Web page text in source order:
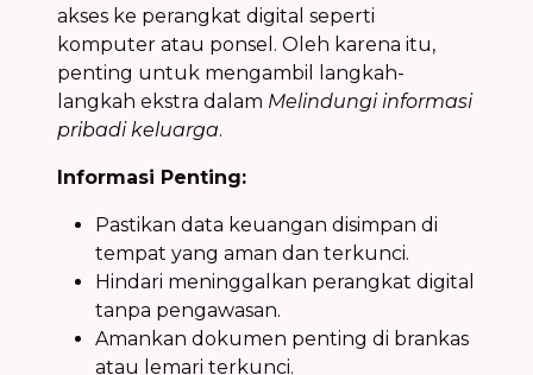
akses ke perangkat digital seperti
komputer atau ponsel. Oleh karena itu,
penting untuk mengambil langkah-
langkah ekstra dalam Melindungi informasi
pribadi keluarga.
Informasi Penting:
Pastikan data keuangan disimpan di
tempat yang aman dan terkunci.
Hindari meninggalkan perangkat digital
tanpa pengawasan.
Amankan dokumen penting di brankas
atau lemari terkunci.